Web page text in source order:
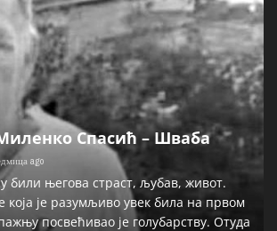
Спасић – Шваба
ago
били његова страст, љубав, живот.
која је разумљиво увек била на првом
посвећивао је голубарству. Отуда